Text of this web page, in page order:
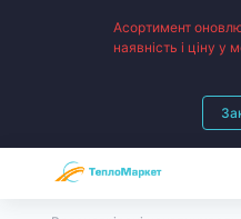
Асортимент
наявність і ціну